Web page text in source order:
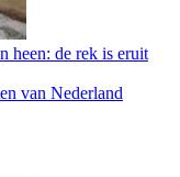
heen: de rek is eruit
van Nederland